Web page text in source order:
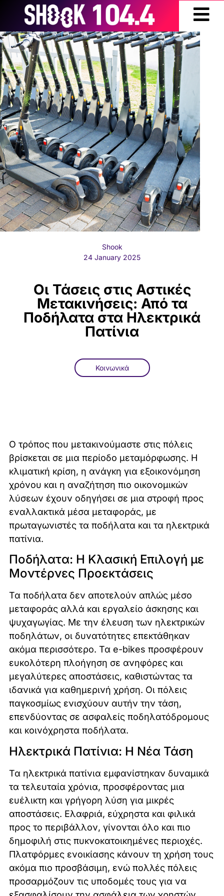
Shook
24 January 2025
Οι Τάσεις στις Αστικές
Μετακινήσεις: Από τα
Ποδήλατα στα Ηλεκτρικά
Πατίνια
Κοινωνικά
Ο τρόπος που μετακινούμαστε στις πόλεις
βρίσκεται σε μια περίοδο μεταμόρφωσης. Η
κλιματική κρίση, η ανάγκη για εξοικονόμηση
χρόνου και η αναζήτηση πιο οικονομικών
λύσεων έχουν οδηγήσει σε μια στροφή προς
εναλλακτικά μέσα μεταφοράς, με
πρωταγωνιστές τα ποδήλατα και τα ηλεκτρικά
πατίνια.
Ποδήλατα: Η Κλασική Επιλογή με
Μοντέρνες Προεκτάσεις
Τα ποδήλατα δεν αποτελούν απλώς μέσο
μεταφοράς αλλά και εργαλείο άσκησης και
ψυχαγωγίας. Με την έλευση των ηλεκτρικών
ποδηλάτων, οι δυνατότητες επεκτάθηκαν
ακόμα περισσότερο. Τα e-bikes προσφέρουν
ευκολότερη πλοήγηση σε ανηφόρες και
μεγαλύτερες αποστάσεις, καθιστώντας τα
ιδανικά για καθημερινή χρήση. Οι πόλεις
παγκοσμίως ενισχύουν αυτήν την τάση,
επενδύοντας σε ασφαλείς ποδηλατόδρομους
και κοινόχρηστα ποδήλατα.
Ηλεκτρικά Πατίνια: Η Νέα Τάση
Τα ηλεκτρικά πατίνια εμφανίστηκαν δυναμικά
τα τελευταία χρόνια, προσφέροντας μια
ευέλικτη και γρήγορη λύση για μικρές
αποστάσεις. Ελαφριά, εύχρηστα και φιλικά
προς το περιβάλλον, γίνονται όλο και πιο
δημοφιλή στις πυκνοκατοικημένες περιοχές.
Πλατφόρμες ενοικίασης κάνουν τη χρήση τους
ακόμα πιο προσβάσιμη, ενώ πολλές πόλεις
προσαρμόζουν τις υποδομές τους για να